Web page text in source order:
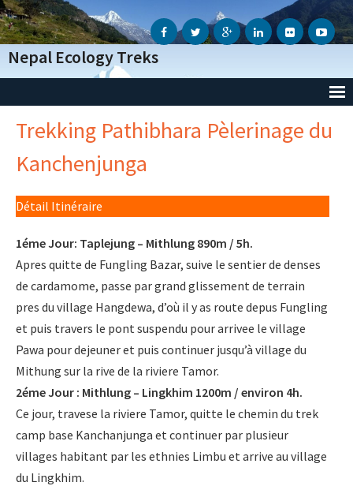
Nepal Ecology Treks
Accueil
L’Agence
- Notre Agence
- Notre Action Humanitaire
- Avis des voyageurs
- Informations Génèrales
- Conditions Génèrales
- Informations Pratiques
- Carte du Népal
Trek au Nepal
Trekking Pathibhara Pèlerinage du
Kanchenjunga
Détail Itinéraire
1éme Jour: Taplejung – Mithlung 890m / 5h.
Apres quitte de Fungling Bazar, suive le sentier de denses
de cardamome, passe par grand glissement de terrain
pres du village Hangdewa, d’où il y as route depus Fungling
et puis travers le pont suspendu pour arrivee le village
Pawa pour dejeuner et puis continuer jusqu’à village du
Mithung sur la rive de la riviere Tamor.
2éme Jour : Mithlung – Lingkhim 1200m / environ 4h.
Ce jour, travese la riviere Tamor, quitte le chemin du trek
camp base Kanchanjunga et continuer par plusieur
villages habitant par les ethnies Limbu et arrive au village
du Lingkhim.